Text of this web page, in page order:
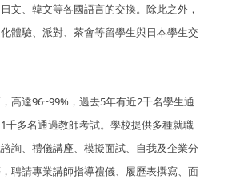
文、韓文等各國語言的交換。除此之外，
體驗、派對、茶會等留學生與日本學生交
高達96~99%，過去5年有近2千名學生通
千多名通過教師考試。學校提供多種就職
詢、禮儀講座、模擬面試、自我及企業分
聘請專業講師指導禮儀、履歷表撰寫、面